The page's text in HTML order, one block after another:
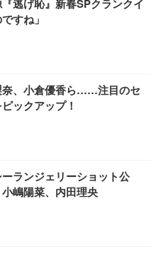
逃げ恥』新春SPクランクイ
すね」
奈、小倉優香ら……注目のセ
ックアップ！
ランジェリーショット公
嶋陽菜、内田理央